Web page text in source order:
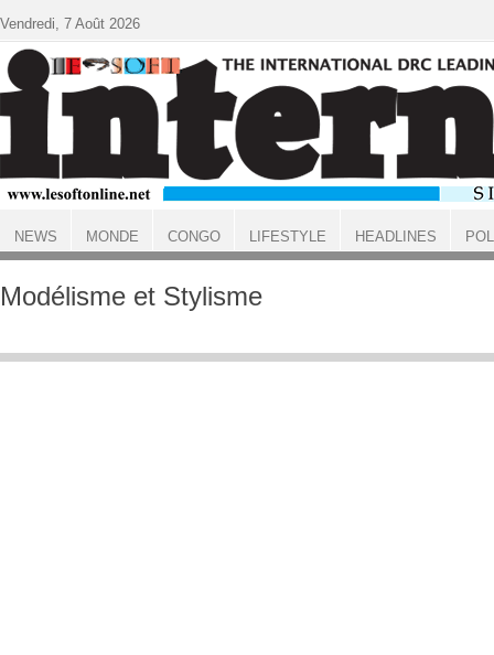
ACCUEIL
Modélisme et Stylisme
Vendredi, 7 Août 2026
NEWS MONDE CONGO LIFESTYLE HEADLINES